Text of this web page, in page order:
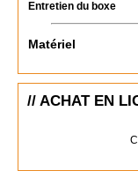
Entretien du boxe
Matériel
// ACHAT EN